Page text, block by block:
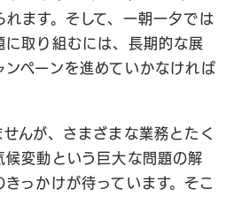
ます。そして、一朝一夕では
に取り組むには、長期的な展
ペーンを進めていかなければ
んが、さまざまな業務とたく
候変動という巨大な問題の解
っかけが待っています。そこ